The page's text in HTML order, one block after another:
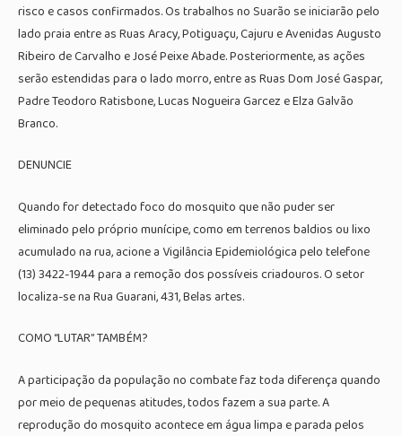
risco e casos confirmados. Os trabalhos no Suarão se iniciarão pelo
lado praia entre as Ruas Aracy, Potiguaçu, Cajuru e Avenidas Augusto
Ribeiro de Carvalho e José Peixe Abade. Posteriormente, as ações
serão estendidas para o lado morro, entre as Ruas Dom José Gaspar,
Padre Teodoro Ratisbone, Lucas Nogueira Garcez e Elza Galvão
Branco.
DENUNCIE
Quando for detectado foco do mosquito que não puder ser
eliminado pelo próprio munícipe, como em terrenos baldios ou lixo
acumulado na rua, acione a Vigilância Epidemiológica pelo telefone
(13) 3422-1944 para a remoção dos possíveis criadouros. O setor
localiza-se na Rua Guarani, 431, Belas artes.
COMO “LUTAR” TAMBÉM?
A participação da população no combate faz toda diferença quando
por meio de pequenas atitudes, todos fazem a sua parte. A
reprodução do mosquito acontece em água limpa e parada pelos